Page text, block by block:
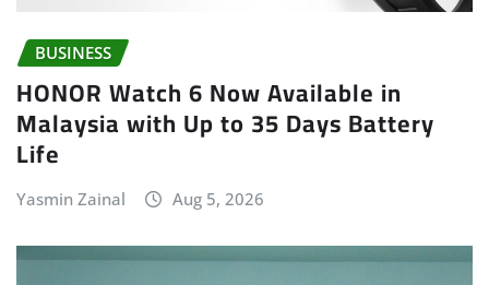
BUSINESS
HONOR Watch 6 Now Available in
Malaysia with Up to 35 Days Battery
Life
Yasmin Zainal Aug 5, 2026